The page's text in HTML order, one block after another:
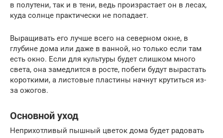
в полутени, так и в тени, ведь произрастает он в лесах,
куда солнце практически не попадает.
Выращивать его лучше всего на северном окне, в
глубине дома или даже в ванной, но только если там
есть окно. Если для культуры будет слишком много
света, она замедлится в росте, побеги будут вырастать
короткими, а листовые пластины начнут крутиться из-
за ожогов.
Основной уход
Неприхотливый пышный цветок дома будет радовать